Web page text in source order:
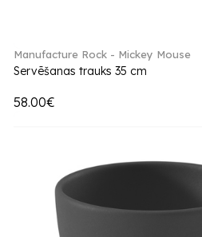
Manufacture Rock - Mickey Mouse
Servēšanas trauks 35 cm
58.00€